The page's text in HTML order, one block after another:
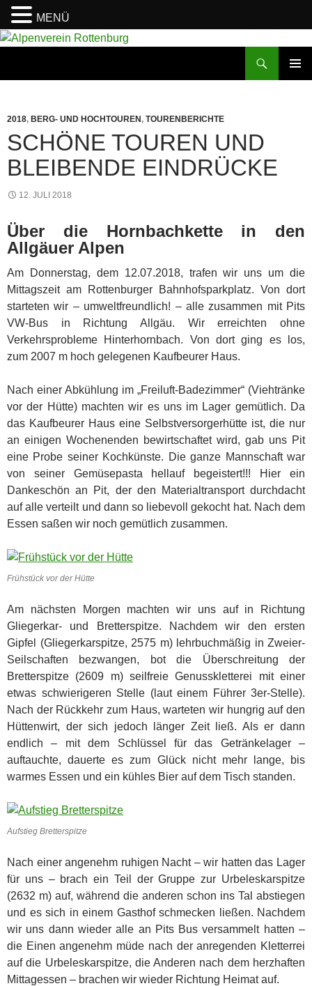
Zum
2018, BERG- UND HOCHTOUREN, TOURENBERICHTE
SCHÖNE TOUREN UND
BLEIBENDE EINDRÜCKE
12. JULI 2018
Über die Hornbachkette in den
Allgäuer Alpen
Am Donnerstag, dem 12.07.2018, trafen wir uns um die
Mittagszeit am Rottenburger Bahnhofsparkplatz. Von dort
starteten wir – umweltfreundlich! – alle zusammen mit Pits
VW-Bus in Richtung Allgäu. Wir erreichten ohne
Verkehrsprobleme Hinterhornbach. Von dort ging es los,
zum 2007 m hoch gelegenen Kaufbeurer Haus.
Nach einer Abkühlung im „Freiluft-Badezimmer“ (Viehtränke
vor der Hütte) machten wir es uns im Lager gemütlich. Da
das Kaufbeurer Haus eine Selbstversorgerhütte ist, die nur
an einigen Wochenenden bewirtschaftet wird, gab uns Pit
eine Probe seiner Kochkünste. Die ganze Mannschaft war
von seiner Gemüsepasta hellauf begeistert!!! Hier ein
Dankeschön an Pit, der den Materialtransport durchdacht
auf alle verteilt und dann so liebevoll gekocht hat. Nach dem
Essen saßen wir noch gemütlich zusammen.
Frühstück vor der Hütte
Am nächsten Morgen machten wir uns auf in Richtung
Gliegerkar- und Bretterspitze. Nachdem wir den ersten
Gipfel (Gliegerkarspitze, 2575 m) lehrbuchmäßig in Zweier-
Seilschaften bezwangen, bot die Überschreitung der
Bretterspitze (2609 m) seilfreie Genusskletterei mit einer
etwas schwierigeren Stelle (laut einem Führer 3er-Stelle).
Nach der Rückkehr zum Haus, warteten wir hungrig auf den
Hüttenwirt, der sich jedoch länger Zeit ließ. Als er dann
endlich – mit dem Schlüssel für das Getränkelager –
auftauchte, dauerte es zum Glück nicht mehr lange, bis
warmes Essen und ein kühles Bier auf dem Tisch standen.
Aufstieg Bretterspitze
Nach einer angenehm ruhigen Nacht – wir hatten das Lager
für uns – brach ein Teil der Gruppe zur Urbeleskarspitze
(2632 m) auf, während die anderen schon ins Tal abstiegen
und es sich in einem Gasthof schmecken ließen. Nachdem
wir uns dann wieder alle an Pits Bus versammelt hatten –
die Einen angenehm müde nach der anregenden Kletterrei
auf die Urbeleskarspitze, die Anderen nach dem herzhaften
Mittagessen – brachen wir wieder Richtung Heimat auf.
MENÜ